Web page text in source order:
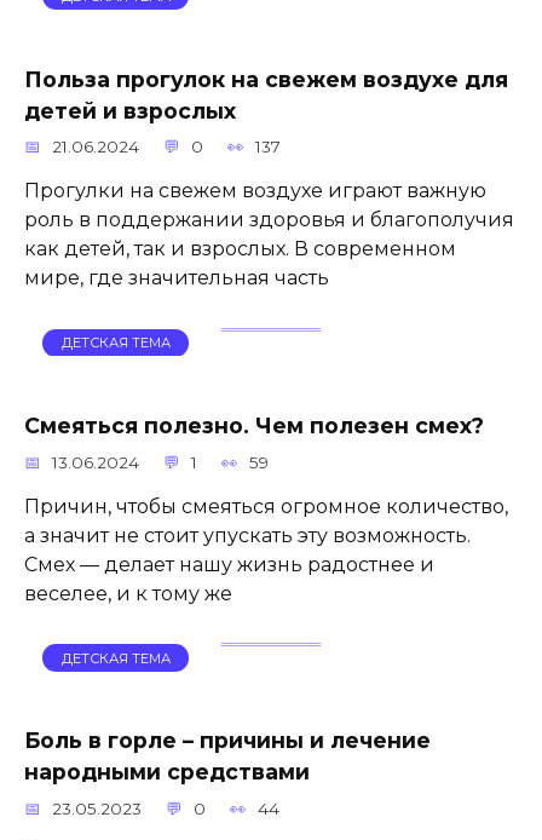
Польза прогулок на свежем воздухе для
детей и взрослых
21.06.2024 0 137
Прогулки на свежем воздухе играют важную
роль в поддержании здоровья и благополучия
как детей, так и взрослых. В современном
мире, где значительная часть
ДЕТСКАЯ ТЕМА
Смеяться полезно. Чем полезен смех?
13.06.2024 1 59
Причин, чтобы смеяться огромное количество,
а значит не стоит упускать эту возможность.
Смех — делает нашу жизнь радостнее и
веселее, и к тому же
ДЕТСКАЯ ТЕМА
Боль в горле – причины и лечение
народными средствами
23.05.2023 0 44